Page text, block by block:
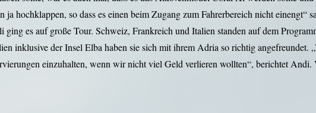
hochklappen, so dass es einen beim Zugang zum Fahrerbereich nicht
es auf große Tour. Schweiz, Frankreich und Italien standen auf dem
inklusive der Insel Elba haben sie sich mit ihrem Adria so richtig
einzuhalten, wenn wir nicht viel Geld verlieren wollten“, berichtet Andi.